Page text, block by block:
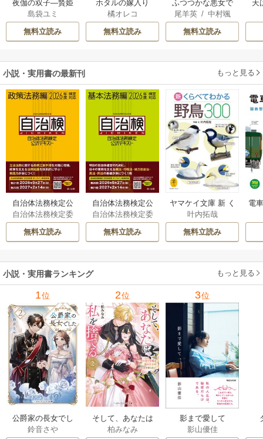
夜伽の双子―贄姫
は二人の王子に愛
される―
島袋ユミ
無料立読み
ホタルの嫁入り
橘オレコ
無料立読み
ふつつかな悪女で
はございますが ～
雛宮蝶鼠とりかえ
伝～
尾羊英/ 中村颯
希
/ ゆき哉
無料立読み
天
小説・実用書の最新刊 もっと見る
自治体法務検定公
式テキスト 政策
法務編 ２０２６
年度検定対応 1巻
自治体法務検定委
員会
無料立読み
自治体法務検定公
式テキスト 基本
法務編 ２０２６
年度検定対応 1巻
自治体法務検定委
員会
無料立読み
ヤマケイ文庫 新 く
らべてわかる野鳥3
00 1巻
叶内拓哉
無料立読み
電
小説・実用書ランキング もっと見る
1位
公爵家の長女でし
た
鈴音さや
2位
そして、あなたは
私を捨てる
柏みなみ
3位
影まで愛して
影山優佳